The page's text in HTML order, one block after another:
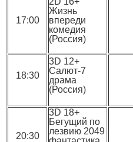
17:00
Жизнь
впереди
комедия
(Россия)
18:30
3D 12+
Салют-7
драма
(Россия)
20:30
3D 18+
Бегущий по
лезвию 2049